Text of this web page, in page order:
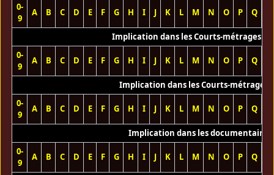
0-
9
A B C D E F G H I J K L M N O P Q
Implication dans les Courts-métrages
0-
9
A B C D E F G H I J K L M N O P Q
Implication dans les Courts-métrages
0-
9
A B C D E F G H I J K L M N O P Q
Implication dans les documentaires
0-
9
A B C D E F G H I J K L M N O P Q